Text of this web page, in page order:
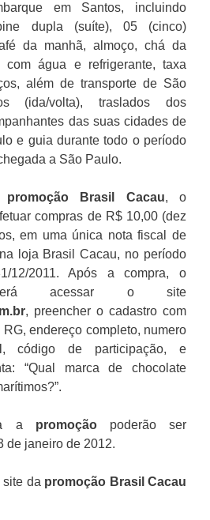
em Santos, incluindo
dupla (suíte), 05 (cinco)
da manhã, almoço, chá da
água e refrigerante, taxa
além de transporte de São
(ida/volta), traslados dos
das suas cidades de
e guia durante todo o período
a São Paulo.
promoção Brasil Cacau, o
compras de R$ 10,00 (dez
em uma única nota fiscal de
loja Brasil Cacau, no período
12/2011. Após a compra, o
acessar o site
, preencher o cadastro com
RG, endereço completo, numero
código de participação, e
“Qual marca de chocolate
a promoçãopoderão ser
de janeiro de 2012.
site da promoção Brasil Cacau